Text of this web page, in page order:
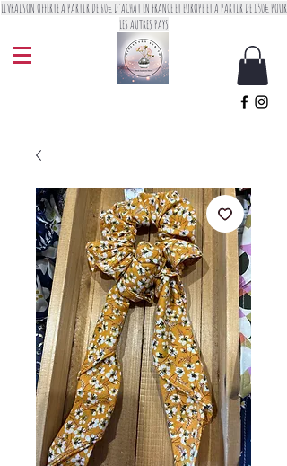
LIVRAISON OFFERTE A PARTIR DE 60€ D'ACHAT EN FRANCE ET EUROPE ET A PARTIR DE 150€ POUR
LES AUTRES PAYS